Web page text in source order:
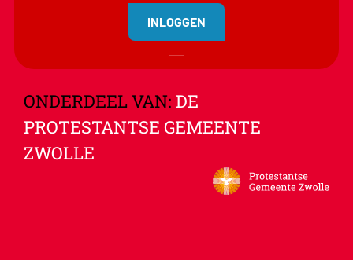
INLOGGEN
ONDERDEEL VAN: DE
PROTESTANTSE GEMEENTE
ZWOLLE